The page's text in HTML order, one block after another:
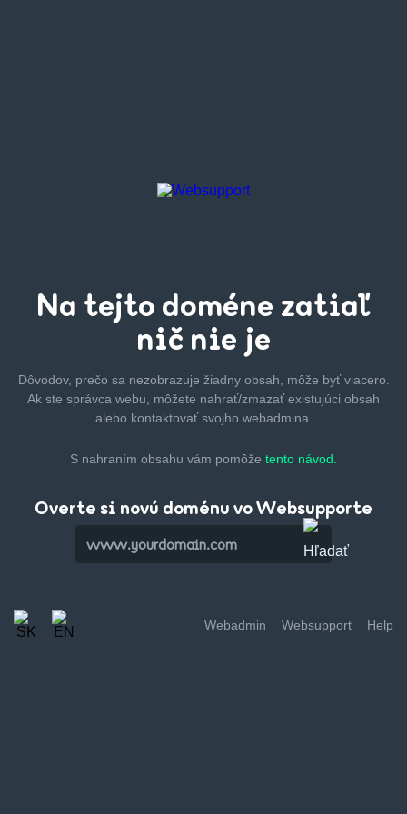
Na tejto doméne zatiaľ
nič nie je
Dôvodov, prečo sa nezobrazuje žiadny obsah, môže byťviacero.
Ak ste správca webu, môžete nahrať/zmazaťexistujúci obsah
alebo kontaktovať svojho webadmina.
S nahraním obsahu vám pomôže tento návod.
Overte si novú doménu vo Websupporte
Webadmin Websupport Help